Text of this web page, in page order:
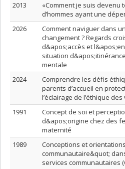
2013
«Comment je suis devenu
d’hommes ayant une
2026
Comment naviguer dans
changement ? Regards
d&apos;accès et
situation
mentale
2024
Comprendre les défis
parents d’accueil en
l’éclairage de l’éthique
1991
Concept de soi et
d&apos;origine chez des
maternité
1989
Conceptions et
communautaire&quot;
services communautaires